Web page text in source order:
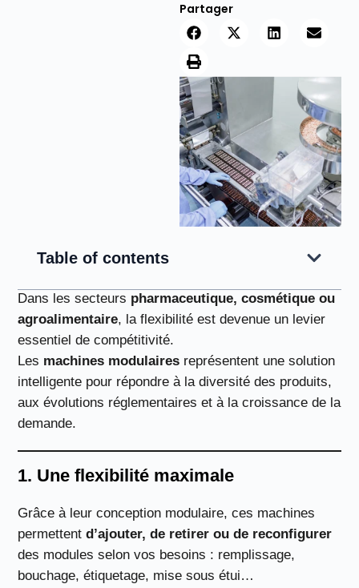
Partager
Table of contents
Dans les secteurs pharmaceutique, cosmétique ou
agroalimentaire, la flexibilité est devenue un levier
essentiel de compétitivité.
Les machines modulaires représentent une solution
intelligente pour répondre à la diversité des produits,
aux évolutions réglementaires et à la croissance de la
demande.
1. Une flexibilité maximale
Grâce à leur conception modulaire, ces machines
permettentd’ajouter, de retirer ou de reconfigurer
des modules selon vos besoins : remplissage,
bouchage, étiquetage, mise sous étui…